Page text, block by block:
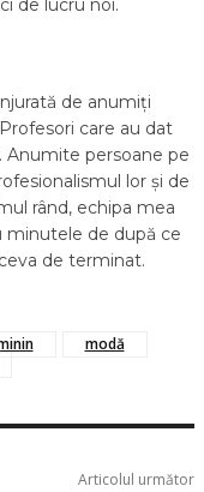
de lucru noi.
de anumiți
care au dat
Anumite persoane pe
lor și de
rând, echipa mea
minutele de după ce
de terminat.
modă
Articolul următor